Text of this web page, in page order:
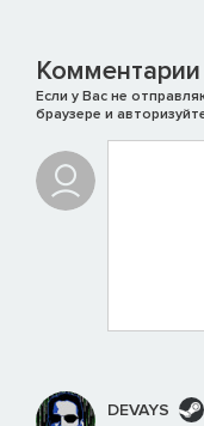
Если у Вас не
браузере и
DEVAYS